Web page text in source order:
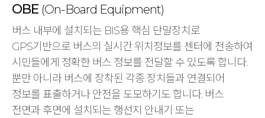
OBE (On-Board Equipment)
버스 내부에 설치되는 BIS용 핵심 단말장치로
GPS기반으로 버스의 실시간 위치정보를 센터에 전송하여
시민들에게 정확한 버스 정보를 전달할 수 있도록 합니다.
뿐만 아니라 버스에 장착된 각종 장치들과 연결되어
정보를 표출하거나 안전을 도모하기도 합니다. 버스
전면과 후면에 설치되는 행선지 안내기 또는